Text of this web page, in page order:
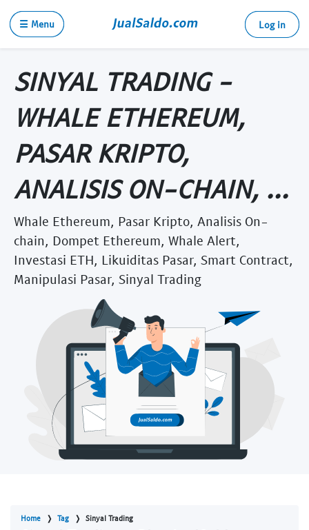
☰ Menu Log in
SINYAL TRADING -
WHALE ETHEREUM,
PASAR KRIPTO,
ANALISIS ON-CHAIN, ...
Whale Ethereum, Pasar Kripto, Analisis On-
chain, Dompet Ethereum, Whale Alert,
Investasi ETH, Likuiditas Pasar, Smart Contract,
Manipulasi Pasar, Sinyal Trading
Home Tag Sinyal Trading